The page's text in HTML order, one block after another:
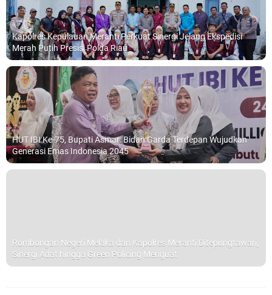
Kapolres Kepulauan Meranti Perkuat Sinergi Jelang Ekspedisi
Merah Putih Presisi Polda Riau
HUT IBI Ke-75, Bupati Asmar: Bidan Garda Terdepan Wujudkan
Generasi Emas Indonesia 2045
Rombongan Negeri Melaka dan Kapolres Meranti Ditepungtawari,
Sinergi Adat hingga Green Policing Menguat